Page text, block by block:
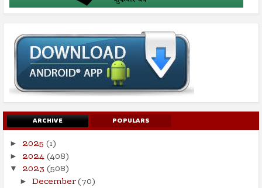
ARCHIVE POPULARS
► 2025 (1)
► 2024(408)
▼ 2023 (508)
► December(70)